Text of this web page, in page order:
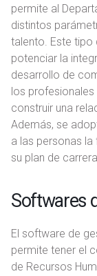
permite al
distintos
talento. Este tipo
potenciar la
desarrollo de
los
construir una
Además, se
a las personas
su plan de
Softwares
El software de
permite tener el
de Recursos